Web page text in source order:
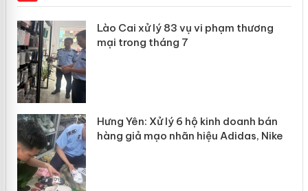
Lào Cai xử lý 83 vụ vi phạm thương
mại trong tháng 7
Hưng Yên: Xử lý 6 hộ kinh doanh bán
hàng giả mạo nhãn hiệu Adidas, Nike